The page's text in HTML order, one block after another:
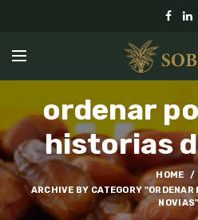
ordenar
historias
HOME
ARCHIVE BY CATEGORY